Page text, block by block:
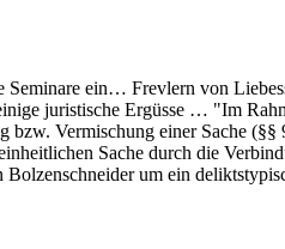
ein… Frevlern von
juristische Ergüsse … "Im
Vermischung einer Sache
Sache durch die
Bolzenschneider um ein